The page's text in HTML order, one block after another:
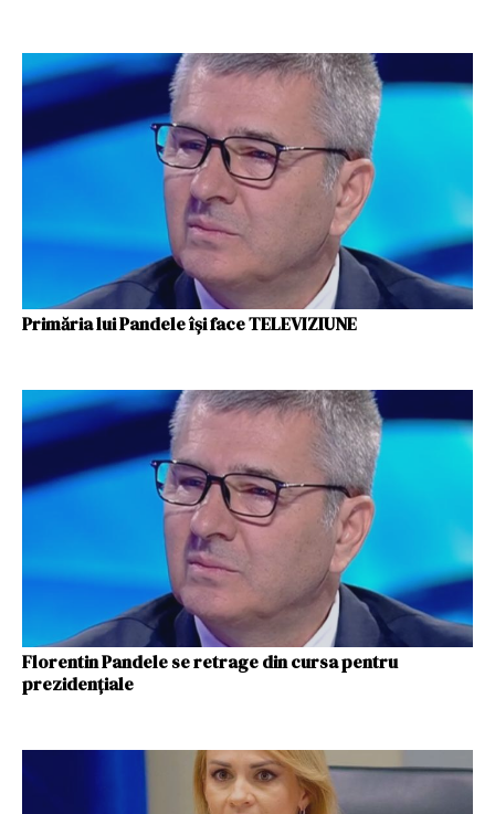
Primăria lui Pandele își face TELEVIZIUNE
Florentin Pandele se retrage din cursa pentru
prezidenţiale